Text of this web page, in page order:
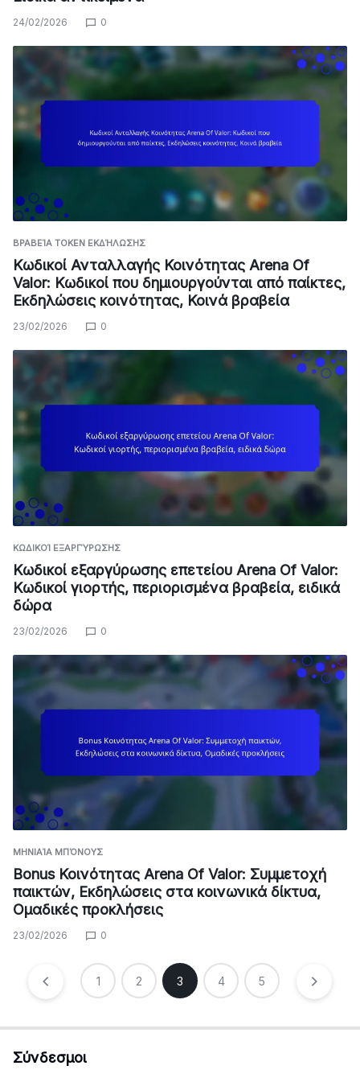
24/02/2026 0
ΒΡΑΒΕΊΑ TOKEN ΕΚΔΉΛΩΣΗΣ
Κωδικοί Ανταλλαγής Κοινότητας Arena Of
Valor: Κωδικοί που δημιουργούνται από παίκτες,
Εκδηλώσεις κοινότητας, Κοινά βραβεία
23/02/2026 0
ΚΩΔΙΚΟΊ ΕΞΑΡΓΎΡΩΣΗΣ
Κωδικοί εξαργύρωσης επετείου Arena Of Valor:
Κωδικοί γιορτής, περιορισμένα βραβεία, ειδικά
δώρα
23/02/2026 0
ΜΗΝΙΑΊΑ ΜΠΌΝΟΥΣ
Bonus Κοινότητας Arena Of Valor: Συμμετοχή
παικτών, Εκδηλώσεις στα κοινωνικά δίκτυα,
Ομαδικές προκλήσεις
23/02/2026 0
Posts
pagination
1 2 3 4 5
Σύνδεσμοι